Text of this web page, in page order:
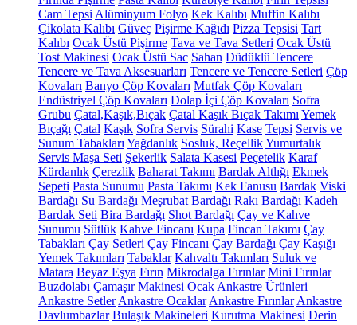
Cam Tepsi Alüminyum Folyo Kek Kalıbı Muffin Kalıbı
Çikolata Kalıbı Güveç Pişirme Kağıdı Pizza Tepsisi Tart
Kalıbı Ocak Üstü Pişirme Tava ve Tava Setleri Ocak Üstü
Tost Makinesi Ocak Üstü Sac Sahan Düdüklü Tencere
Tencere ve Tava Aksesuarları Tencere ve Tencere Setleri Çöp
Kovaları Banyo Çöp Kovaları Mutfak Çöp Kovaları
Endüstriyel Çöp Kovaları Dolap İçi Çöp Kovaları Sofra
Grubu Çatal,Kaşık,Bıçak Çatal Kaşık Bıçak Takımı Yemek
Bıçağı Çatal Kaşık Sofra Servis Sürahi Kase Tepsi Servis ve
Sunum Tabakları Yağdanlık Sosluk, ReçellikYumurtalık
Servis Maşa Seti Şekerlik Salata Kasesi Peçetelik Karaf
Kürdanlık Çerezlik Baharat Takımı Bardak Altlığı Ekmek
Sepeti Pasta Sunumu Pasta Takımı Kek Fanusu Bardak Viski
Bardağı Su Bardağı Meşrubat Bardağı Rakı Bardağı Kadeh
Bardak Seti Bira Bardağı Shot Bardağı Çay ve Kahve
Sunumu Sütlük Kahve Fincanı Kupa Fincan Takımı Çay
Tabakları Çay Setleri Çay Fincanı Çay Bardağı Çay Kaşığı
Yemek Takımları Tabaklar Kahvaltı Takımları Suluk ve
Matara Beyaz Eşya Fırın Mikrodalga Fırınlar Mini Fırınlar
Buzdolabı Çamaşır Makinesi Ocak Ankastre Ürünleri
Ankastre Setler Ankastre Ocaklar Ankastre Fırınlar Ankastre
Davlumbazlar Bulaşık Makineleri Kurutma Makinesi Derin